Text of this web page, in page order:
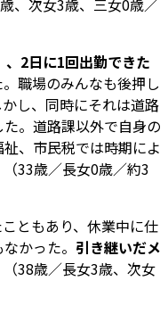
、次女3歳、三女0歳／
、2日に1回出勤できた
職場のみんなも後押し
し、同時にそれは道路
。道路課以外で自身の
、市民税では時期によ
33歳／長女0歳／約3
ともあり、休業中に仕
かった。 引き継いだメ
38歳／長女3歳、次女